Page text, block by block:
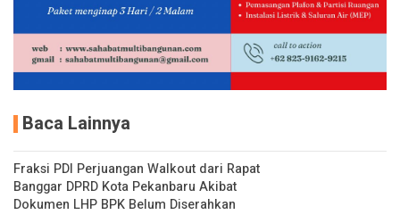
Baca Lainnya
Fraksi PDI Perjuangan Walkout dari Rapat
Banggar DPRD Kota Pekanbaru Akibat
Dokumen LHP BPK Belum Diserahkan